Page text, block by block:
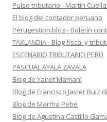
Pulso tributario - Martín
El blog del contador peruano
Perugestion.blog - Boletín
TAXLANDIA - Blog fiscal y
ESCENARIO TRIBUTARIO PERÚ
PASCUAL AYALA ZAVALA
Blog de Yanet Mamani
Blog de Francisco Javier Ruiz
Blog de Martha Pebe
Blog de Agustina Castillo